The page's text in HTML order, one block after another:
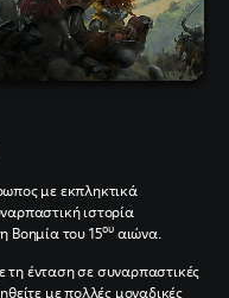
με εκπληκτικά
ιστορία
Βοημία του 15ου αιώνα.
τη ένταση σε συναρπαστικές
με πολλές μοναδικές